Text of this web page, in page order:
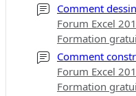
Comment
Forum Excel
Formation
Comment
Forum Excel
Formation